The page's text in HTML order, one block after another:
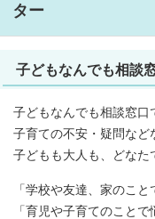
ター
子どもなんでも相談
子どもなんでも相談窓口
子育ての不安・疑問など
子どもも大人も、どなた
「学校や友達、家のこ
「育児や子育てのこと